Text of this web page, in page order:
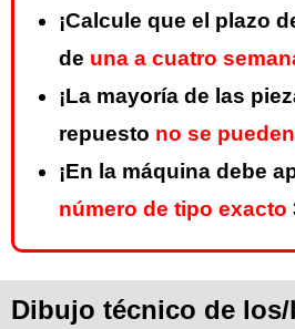
¡Calcule que el plazo
de una a cuatro
¡La mayoría de las
repuesto no se
¡En la máquina debe
número de tipo exacto
Dibujo técnico de los/